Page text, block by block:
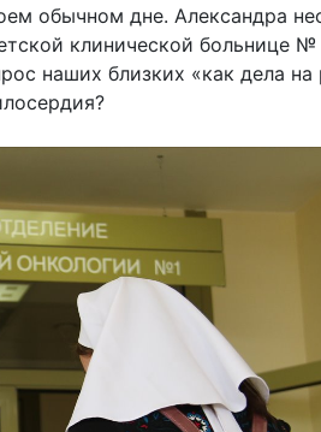
обычном дне. Александра
клинической больнице
наших близких «как дела на